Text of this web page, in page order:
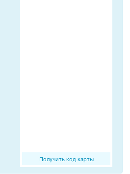
Получить код карты